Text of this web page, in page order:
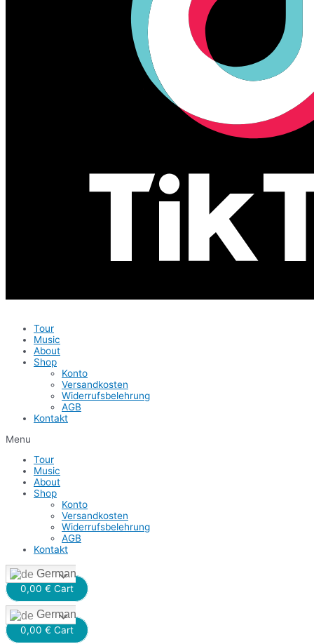
Tour
Music
About
Shop
Konto
Versandkosten
Widerrufsbelehrung
AGB
Kontakt
Menu
Tour
Music
About
Shop
Konto
Versandkosten
Widerrufsbelehrung
AGB
Kontakt
German
0,00 € Cart
German
0,00 € Cart